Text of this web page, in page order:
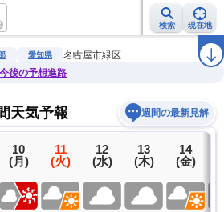
検索 現在地
地震情報 警報・注意報 ラ
愛知県
名古屋市緑区
後の予想進路
天気予報 週間の最新見解
10
(月)
11
(火)
12
(水)
13
(木)
14
(金)